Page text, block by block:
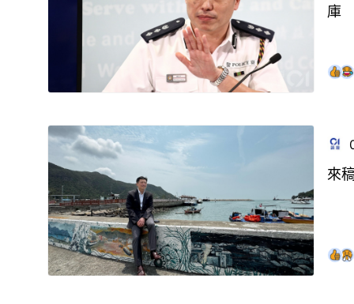
庫
來